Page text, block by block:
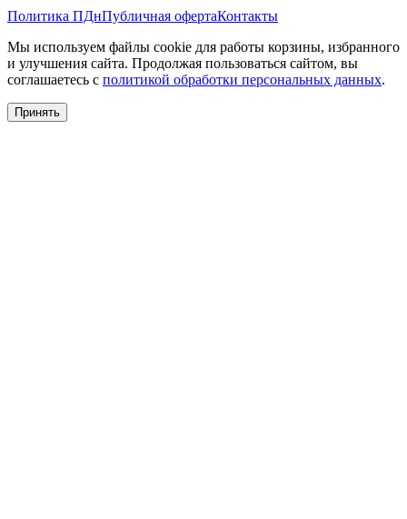
Политика ПДнПубличная офертаКонтакты
Мы используем файлы cookie для работы корзины, избранного
и улучшения сайта. Продолжая пользоваться сайтом, вы
соглашаетесь с политикой обработки персональных данных.
Принять